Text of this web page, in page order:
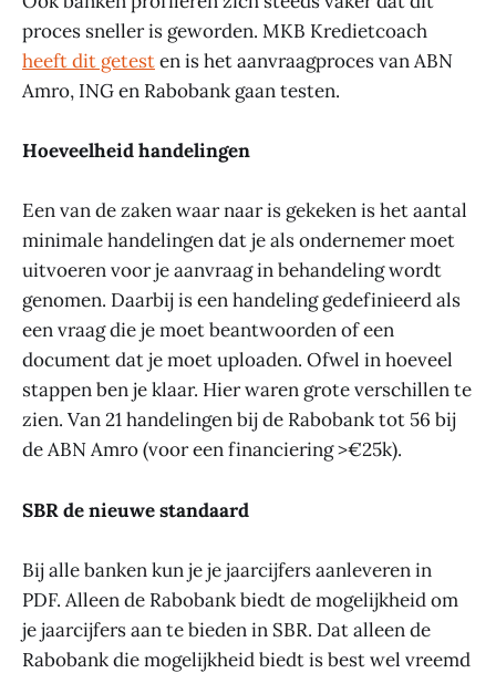
proces sneller is geworden. MKB Kredietcoach
heeft dit getesten is het aanvraagproces van ABN
Amro, ING en Rabobank gaan testen.
Hoeveelheid handelingen
Een van de zaken waar naar is gekeken is het aantal
minimale handelingen dat je als ondernemer moet
uitvoeren voor je aanvraag in behandeling wordt
genomen. Daarbij is een handeling gedefinieerd als
een vraag die je moet beantwoorden of een
document dat je moet uploaden. Ofwel in hoeveel
stappen ben je klaar. Hier waren grote verschillen te
zien. Van 21 handelingen bij de Rabobank tot 56 bij
de ABN Amro (voor een financiering >€25k).
SBR de nieuwe standaard
Bij alle banken kun je je jaarcijfers aanleveren in
PDF. Alleen de Rabobank biedt de mogelijkheid om
je jaarcijfers aan te bieden in SBR. Dat alleen de
Rabobank die mogelijkheid biedt is best wel vreemd